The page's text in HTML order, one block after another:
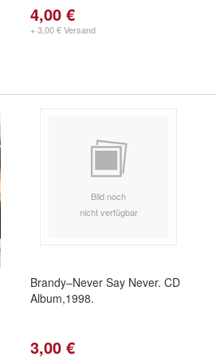
4,00 €
+ 3,00 € Versand
Bild noch
nicht verfügbar
Brandy–Never Say Never. CD
Album,1998.
3,00 €